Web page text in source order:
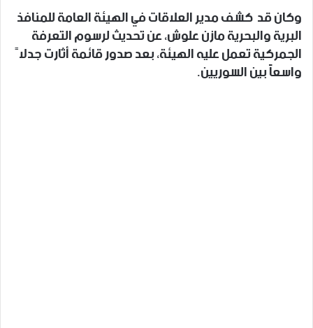
وكان قد كشف مدير العلاقات في الهيئة العامة للمنافذ
البرية والبحرية مازن علوش، عن تحديث لرسوم التعرفة
الجمركية تعمل عليه الهيئة، بعد صدور قائمة أثارت جدلاً
واسعاً بين السوريين.